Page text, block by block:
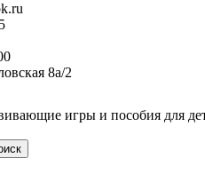
8а/2
игры и пособия для